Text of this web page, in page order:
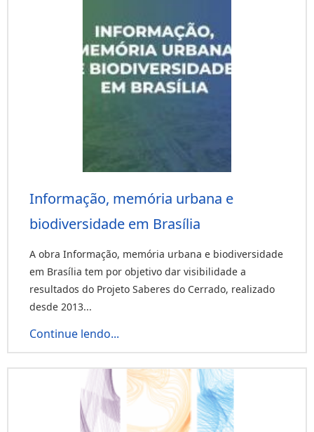
Informação, memória urbana e
biodiversidade em Brasília
A obra Informação, memória urbana e biodiversidade
em Brasília tem por objetivo dar visibilidade a
resultados do Projeto Saberes do Cerrado, realizado
desde 2013...
Continue lendo...